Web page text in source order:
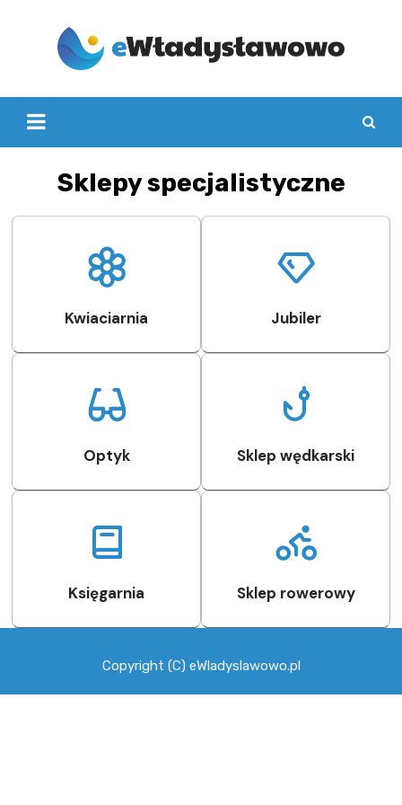
Sklepy specjalistyczne
Kwiaciarnia Jubiler
Optyk Sklep wędkarski
Księgarnia Sklep rowerowy
Copyright (C) eWladyslawowo.pl